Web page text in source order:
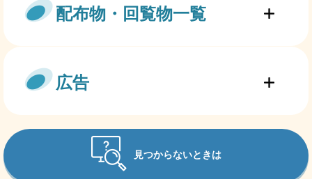
配布物・回覧物一覧
広告
見つからないときは